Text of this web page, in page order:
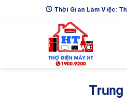
to
Thời Gian Làm Việc: